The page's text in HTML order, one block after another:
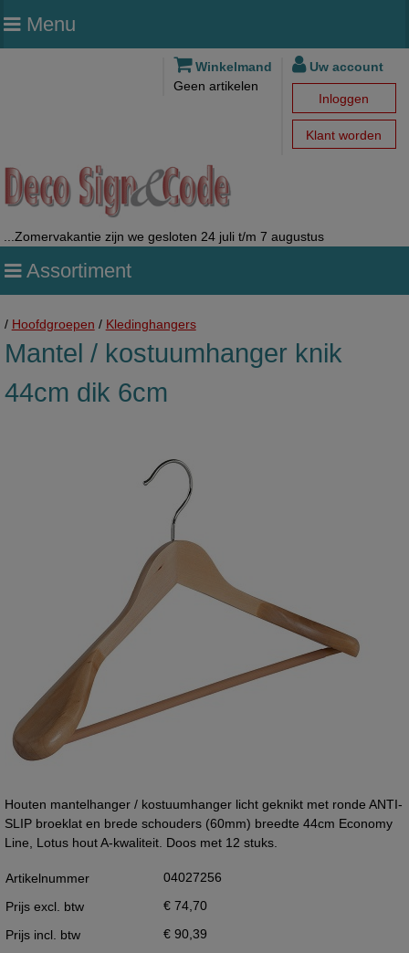
Menu
Winkelmand
Geen artikelen
Uw account
Inloggen
Klant worden
...Zomervakantie zijn we gesloten 24 juli t/m 7 augustus
Assortiment
/ Hoofdgroepen / Kledinghangers
Mantel / kostuumhanger knik
44cm dik 6cm
Houten mantelhanger / kostuumhanger licht geknikt met ronde ANTI-
SLIP broeklat en brede schouders (60mm) breedte 44cm Economy
Line, Lotus hout A-kwaliteit. Doos met 12 stuks.
Artikelnummer
04027256
Prijs excl. btw
€ 74,70
Prijs incl. btw
€ 90,39